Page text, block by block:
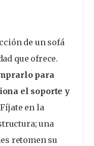
de un sofá
que ofrece.
para
el soporte y
Fíjate en la
una
retomen su